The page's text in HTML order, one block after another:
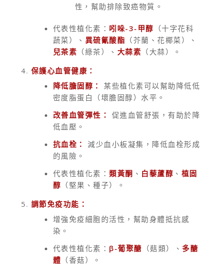
性，幫助排除致癌物質。
代表性植化素： 吲哚-3-甲醇 （十字花科
蔬菜）、 異硫氰酸酯 （芥蘭、花椰菜）、
兒茶素 （綠茶）、 大蒜素 （大蒜）。
保護心血管健康：
降低膽固醇： 某些植化素可以幫助降低低
密度脂蛋白（壞膽固醇）水平。
改善血管彈性： 促進血管舒張，有助於降
低血壓。
抗血栓： 減少血小板凝集，降低血栓形成
的風險。
代表性植化素：類黃酮 、 白藜蘆醇 、 植固
醇 （堅果、種子）。
調節免疫功能：
增強免疫細胞的活性，幫助身體抵抗感
染。
代表性植化素： β-葡聚醣 （菇類）、 多醣
體 （香菇）。